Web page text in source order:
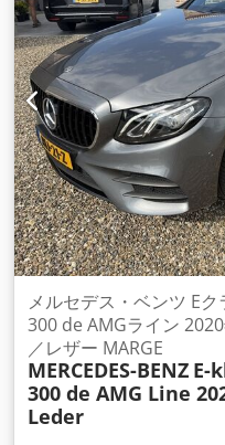
メルセデス・ベンツ Eク
300 de AMGライン
／レザー MARGE
MERCEDES-BENZ E-
300 de AMG Line
Leder